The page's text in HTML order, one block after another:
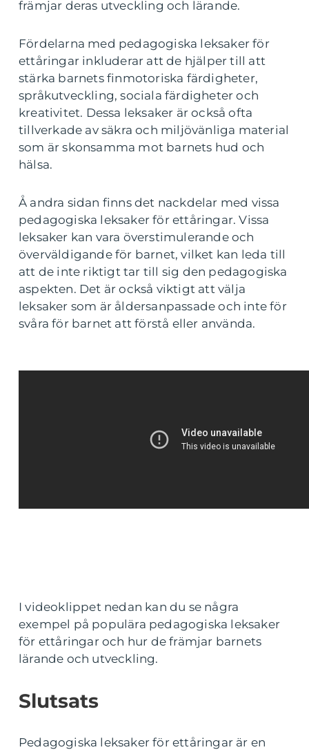
främjar deras utveckling och lärande.
Fördelarna med pedagogiska leksaker för
ettåringar inkluderar att de hjälper till att
stärka barnets finmotoriska färdigheter,
språkutveckling, sociala färdigheter och
kreativitet. Dessa leksaker är också ofta
tillverkade av säkra och miljövänliga material
som är skonsamma mot barnets hud och
hälsa.
Å andra sidan finns det nackdelar med vissa
pedagogiska leksaker för ettåringar. Vissa
leksaker kan vara överstimulerande och
överväldigande för barnet, vilket kan leda till
att de inte riktigt tar till sig den pedagogiska
aspekten. Det är också viktigt att välja
leksaker som är åldersanpassade och inte för
svåra för barnet att förstå eller använda.
I videoklippet nedan kan du se några
exempel på populära pedagogiska leksaker
för ettåringar och hur de främjar barnets
lärande och utveckling.
Slutsats
Pedagogiska leksaker för ettåringar är en